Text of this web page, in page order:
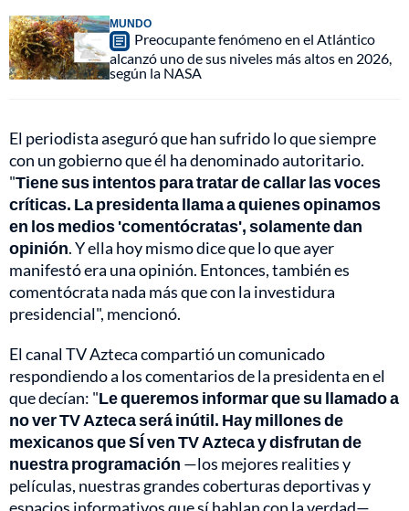
MUNDO
Preocupante fenómeno en el Atlántico
alcanzó uno de sus niveles más altos en 2026,
según la NASA
El periodista aseguró que han sufrido lo que siempre
con un gobierno que él ha denominado autoritario.
"Tiene sus intentos para tratar de callar las voces
críticas. La presidenta llama a quienes opinamos
en los medios 'comentócratas', solamente dan
opinión. Y ella hoy mismo dice que lo que ayer
manifestó era una opinión. Entonces, también es
comentócrata nada más que con la investidura
presidencial", mencionó.
El canal TV Azteca compartió un comunicado
respondiendo a los comentarios de la presidenta en el
que decían: "Le queremos informar que su llamado a
no ver TV Azteca será inútil. Hay millones de
mexicanos que SÍ ven TV Azteca y disfrutan de
nuestra programación —los mejores realities y
películas, nuestras grandes coberturas deportivas y
espacios informativos que sí hablan con la verdad—.